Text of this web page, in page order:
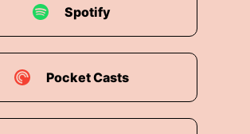
Spotify
Pocket Casts